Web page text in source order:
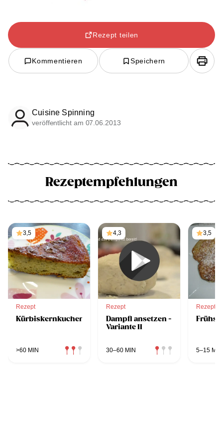
Rezept teilen
Kommentieren Speichern
Cuisine Spinning
veröffentlicht am 07.06.2013
Rezeptempfehlungen
3,5
Rezept
Kürbiskernkuchen
>60 MIN
4,3
Rezept
Dampfl ansetzen -
Variante II
30–60 MIN
3,5
Rezept
5–15 MIN